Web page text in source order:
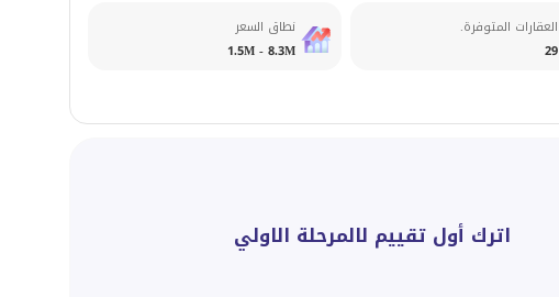
العقارات المتوفرة.
29
نطاق السعر
1.5M - 8.3M
اترك أول تقييم لالمرحلة الاولي